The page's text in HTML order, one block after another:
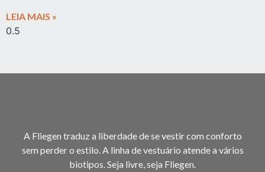
LEIA MAIS »
A Fliegen traduz a liberdade de se vestir com conforto
sem perder o estilo. A linha de vestuário atende a vários
biotipos. Seja livre, seja Fliegen.